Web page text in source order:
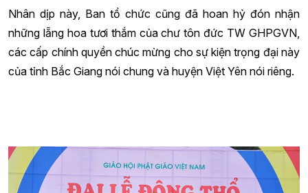
Nhân dịp này, Ban tổ chức cũng đã hoan hỷ đón nhận
những lẵng hoa tươi thắm của chư tôn đức TW GHPGVN,
các cấp chính quyền chúc mừng cho sự kiện trọng đại này
của tỉnh Bắc Giang nói chung và huyện Việt Yên nói riêng.